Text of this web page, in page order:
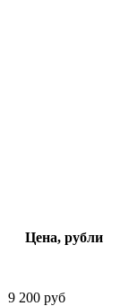
Цена, рубли
9 200 руб